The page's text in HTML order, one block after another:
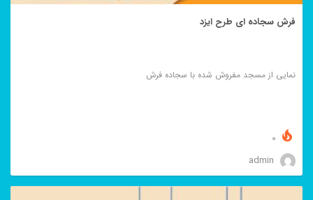
فرش سجاده ای طرح ایزد
نمایی از مسجد مفروش شده با سجاده فرش
admin